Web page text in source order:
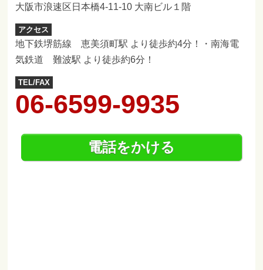
大阪市浪速区日本橋4-11-10 大南ビル１階
アクセス
地下鉄堺筋線 恵美須町駅 より徒歩約4分！・南海電
気鉄道 難波駅 より徒歩約6分！
TEL/FAX
06-6599-9935
電話をかける